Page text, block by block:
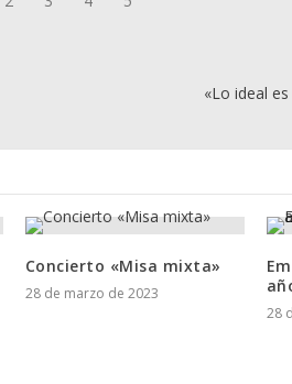
«Lo ideal
Concierto «Misa mixta»
28 de marzo de 2023
28